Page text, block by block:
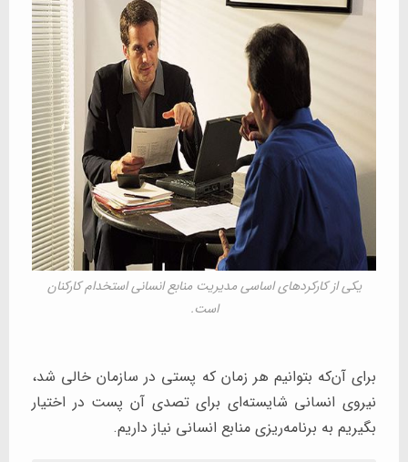
یکی از کارکردهای اساسی مدیریت منابع انسانی استخدام کارکنان
است.
برای آن‌که بتوانیم هر زمان که پستی در سازمان خالی شد،
نیروی انسانی شایسته‌ای برای تصدی آن پست در اختیار
بگیریم به برنامه‌ریزی منابع انسانی نیاز داریم.